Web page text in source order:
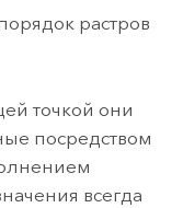
растров
точкой они
посредством
всегда